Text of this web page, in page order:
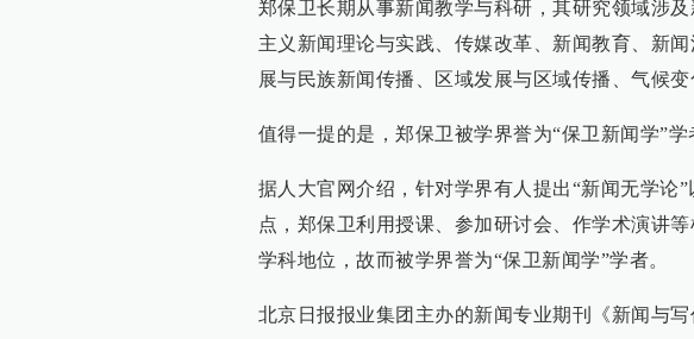
郑保卫长期从事新闻教学与科研，其研究领域涉
主义新闻理论与实践、传媒改革、新闻教育、新
展与民族新闻传播、区域发展与区域传播、气候变
值得一提的是，郑保卫被学界誉为“保卫新闻学”学
据人大官网介绍，针对学界有人提出“新闻无学论
点，郑保卫利用授课、参加研讨会、作学术演讲
学科地位，故而被学界誉为“保卫新闻学”学者。
北京日报报业集团主办的新闻专业期刊《新闻与